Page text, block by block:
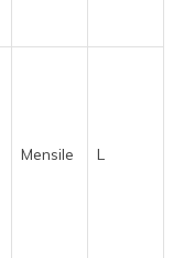
Mensile L